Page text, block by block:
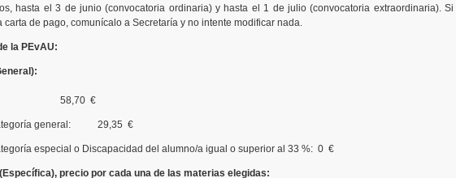
hasta el 3 de junio (convocatoria ordinaria) y hasta el 1 de julio (convocatoria extraordinaria). Si
carta de pago, comunícalo a Secretaría y no intente modificar nada.
la PEvAU:
58,70 €
general: 29,35 €
especial o Discapacidad del alumno/a igual o superior al 33 %: 0 €
precio por cada una de las materias elegidas: